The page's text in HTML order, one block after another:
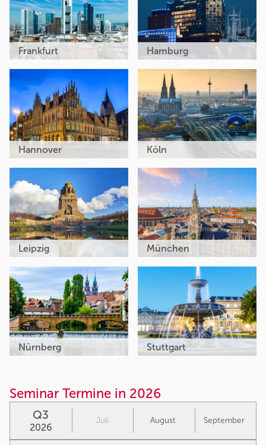
Frankfurt Hamburg
Hannover Köln
Leipzig München
Nürnberg Stuttgart
Seminar Termine in 2026
Q3
2026
Juli August September